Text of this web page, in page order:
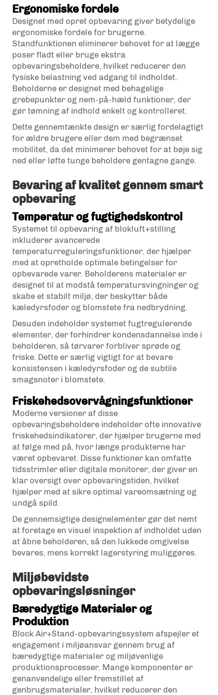
Ergonomiske fordele
Designet med opret opbevaring giver betydelige
ergonomiske fordele for brugerne.
Standfunktionen eliminerer behovet for at lægge
poser fladt eller bruge ekstra
opbevaringsbeholdere, hvilket reducerer den
fysiske belastning ved adgang til indholdet.
Beholderne er designet med behagelige
grebepunkter og nem-på-hæld funktioner, der
gør tømning af indhold enkelt og kontrolleret.
Dette gennemtænkte design er særlig fordelagtigt
for ældre brugere eller dem med begrænset
mobilitet, da det minimerer behovet for at bøje sig
ned eller løfte tunge beholdere gentagne gange.
Bevaring af kvalitet gennem smart
opbevaring
Temperatur og fugtighedskontrol
Systemet til opbevaring af blokluft+stilling
inkluderer avancerede
temperaturreguleringsfunktioner, der hjælper
med at opretholde optimale betingelser for
opbevarede varer. Beholderens materialer er
designet til at modstå temperatursvingninger og
skabe et stabilt miljø, der beskytter både
kæledyrsfoder og blomstete fra nedbrydning.
Desuden indeholder systemet fugtregulerende
elementer, der forhindrer kondensdannelse inde i
beholderen, så tørvarer forbliver sprøde og
friske. Dette er særlig vigtigt for at bevare
konsistensen i kæledyrsfoder og de subtile
smagsnoter i blomstete.
Friskehedsovervågningsfunktioner
Moderne versioner af disse
opbevaringsbeholdere indeholder ofte innovative
friskehedsindikatorer, der hjælper brugerne med
at følge med på, hvor længe produkterne har
været opbevaret. Disse funktioner kan omfatte
tidsstrimler eller digitale monitorer, der giver en
klar oversigt over opbevaringstiden, hvilket
hjælper med at sikre optimal vareomsætning og
undgå spild.
De gennemsigtige designelementer gør det nemt
at foretage en visuel inspektion af indholdet uden
at åbne beholderen, så den lukkede omgivelse
bevares, mens korrekt lagerstyring muliggøres.
Miljøbevidste
opbevaringsløsninger
Bæredygtige Materialer og
Produktion
Block Air+Stand-opbevaringssystem afspejler et
engagement i miljøansvar gennem brug af
bæredygtige materialer og miljøvenlige
produktionsprocesser. Mange komponenter er
genanvendelige eller fremstillet af
genbrugsmaterialer, hvilket reducerer den